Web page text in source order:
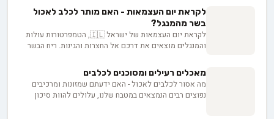
שבריאותם ואריכות ימיהם של חברינו הכלבים תלויים
בבחירות שלנו. התזונה המותאמת כראוי של הכלב דומה למנוע
השמנה, מגבירה את חיוניותו, משפרת את התגובה החיסונית
שלו ומבטיחה שהוא יהיה מאושר ככל האפשר.
לקראת יום העצמאות - האם מותר לכלב לאכול
בשר מהמנגל?
לקראת יום העצמאות של ישראל 🇮🇱, הטמפרטורות עולות
והמנגלים מוצאים את דרכם אל החצרות והגינות. ריח הבשר
מקווה לקבל חתיכה עסיסית מהסטייק או מהנקניקיות. אבל
רגע לפני שאתם נכנעים לפיתוי ומרעיפים עליו מטר של אהבה
קולינרית, כדאי שתעצרו ותשאלו את עצמכם - האם מותר
לכלב לאכול בשר מהמנגל? התשובה עשויה להפתיע. בואו
מאכלים רעילים ומסוכנים לכלבים
מה אסור לכלבים לאכול - האם ידעתם שמזונות ומרכיבים
נפוצים רבים הנמצאים במטבח שלנו, עלולים להוות סיכון